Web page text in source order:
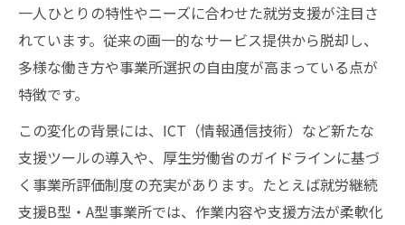
一人ひとりの特性やニーズに合わせた就労支援が注目さ
れています。従来の画一的なサービス提供から脱却し、
多様な働き方や事業所選択の自由度が高まっている点が
特徴です。
この変化の背景には、ICT（情報通信技術）など新たな
支援ツールの導入や、厚生労働省のガイドラインに基づ
く事業所評価制度の充実があります。たとえば就労継続
支援B型・A型事業所では、作業内容や支援方法が柔軟化